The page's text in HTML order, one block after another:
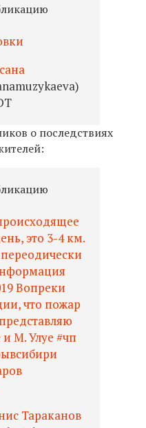
о последствиях
это 3-4 км.
Вопреки
что пожар
М. Улуе #чп
Тараканов